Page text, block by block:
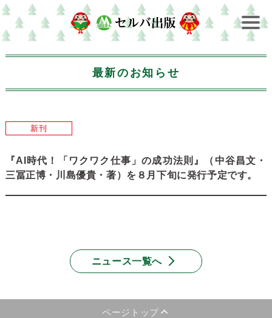
最新のお知らせ
新刊
『AI時代！「ワクワク仕事」の成功法則』（中谷昌文・
三冨正博・川島優貴・著）を８月下旬に発行予定です。
ニュース一覧へ
ページトップ